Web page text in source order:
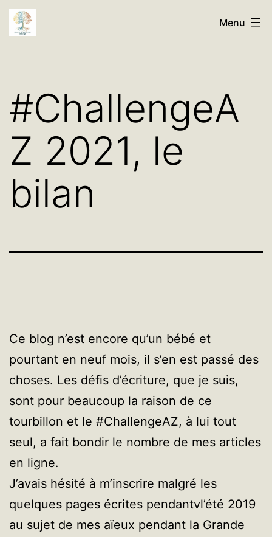
Aller
Histoires
Généalogie
Menu
#ChallengeA
Z 2021, le
bilan
Ce blog n’est encore qu’un bébé et
pourtant en neuf mois, il s’en est passé des
choses. Les défis d’écriture, que je suis,
sont pour beaucoup la raison de ce
tourbillon et le #ChallengeAZ, à lui tout
seul, a fait bondir le nombre de mes articles
en ligne.
J’avais hésité à m’inscrire malgré les
quelques pages écrites pendantvl’été 2019
au sujet de mes aïeux pendant la Grande